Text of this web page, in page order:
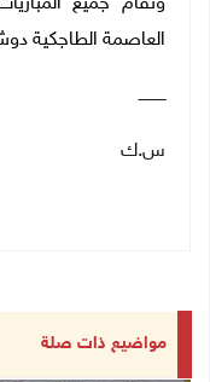
العاصمة الطاجكية
ـــــــــــ
س.ك
مواضيع ذات صلة